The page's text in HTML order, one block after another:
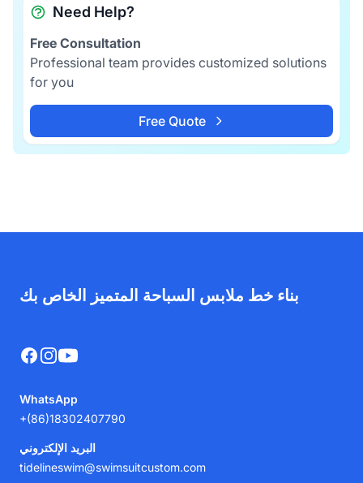
Need Help?
Free Consultation
Professional team provides customized solutions
for you
Free Quote
بناء خط ملابس السباحة المتميز الخاص بك
Facebook
Instagram
YouTube
WhatsApp
+(86)18302407790
البريد الإلكتروني
tidelineswim@swimsuitcustom.com